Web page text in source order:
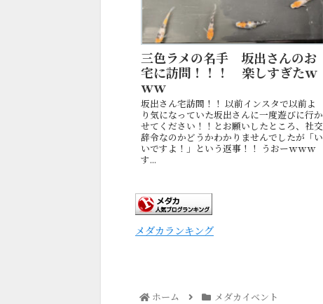
三色ラメの名手 坂出さんのお
宅に訪問！！！ 楽しすぎたｗ
ｗｗ
坂出さん宅訪問！！ 以前インスタで以前よ
り気になっていた坂出さんに一度遊びに行か
せてください！！とお願いしたところ、社交
辞令なのかどうかわかりませんでしたが「い
いですよ！」という返事！！ うおーｗｗｗ
す...
メダカランキング
ホーム メダカイベント